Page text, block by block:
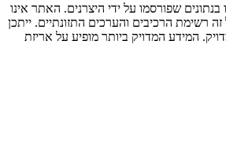
שפורסמו על ידי היצרנים. האתר אינו
רשימת הרכיבים והערכים התזונתיים. ייתכן
המידע המדויק ביותר מופיע על אריזת